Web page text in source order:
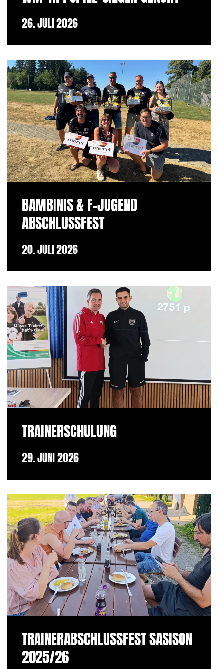
26. JULI 2026
BAMBINIS & F-JUGEND
ABSCHLUSSFEST
20. JULI 2026
TRAINERSCHULUNG
29. JUNI 2026
TRAINERABSCHLUSSFEST SASISON
2025/26